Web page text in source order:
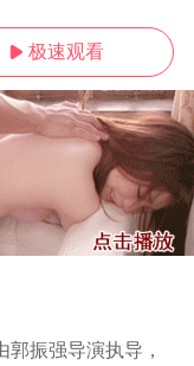
 极速观看
振强导演执导，